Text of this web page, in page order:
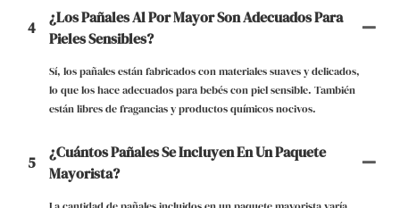
4
¿Los Pañales Al Por Mayor Son Adecuados Para
Pieles Sensibles?
Sí, los pañales están fabricados con materiales suaves y delicados,
lo que los hace adecuados para bebés con piel sensible. También
están libres de fragancias y productos químicos nocivos.
5
¿Cuántos Pañales Se Incluyen En Un Paquete
Mayorista?